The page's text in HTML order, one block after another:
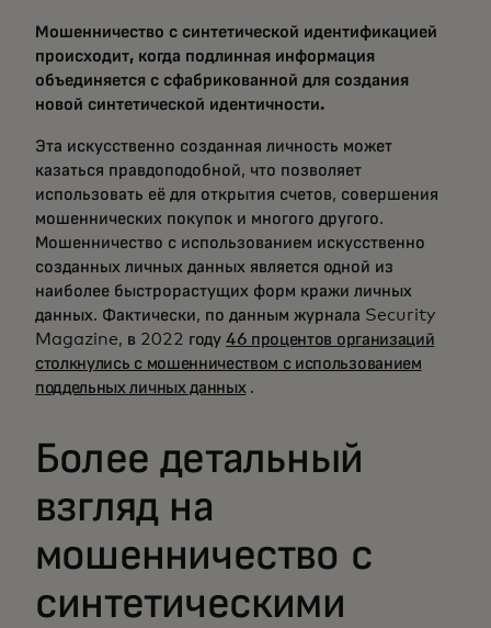
Мошенничество с синтетической идентификацией
происходит, когда подлинная информация
объединяется с сфабрикованной для создания
новой синтетической идентичности.
Эта искусственно созданная личность может
казаться правдоподобной, что позволяет
использовать её для открытия счетов, совершения
мошеннических покупок и многого другого.
Мошенничество с использованием искусственно
созданных личных данных является одной из
наиболее быстрорастущих форм кражи личных
данных. Фактически, по данным журнала Security
Magazine, в 2022 году 46 процентов организаций
столкнулись с мошенничеством с использованием
поддельных личных данных .
Более детальный
взгляд на
мошенничество с
синтетическими